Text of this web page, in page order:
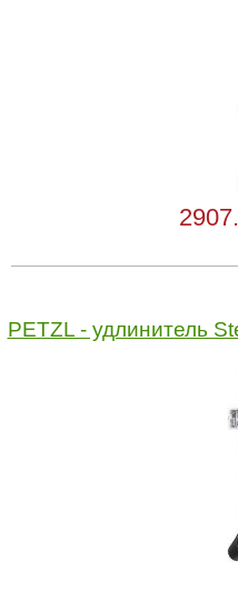
PETZL - удлинитель